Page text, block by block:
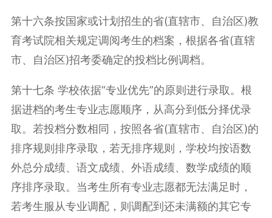
第十六条按国家或计划招生的省(直辖市、自治区)教
育考试院相关规定调阅考生的档案，根据各省(直辖
市、自治区)招考委确定的投档比例调档。
第十七条 学校依据“专业优先”的原则进行录取。根
据进档的考生专业志愿顺序，从高分到低分择优录
取。若投档分数相同，按照各省(直辖市、自治区)的
排序规则排序录取，若无排序规则，学校均按语数
外总分成绩、语文成绩、外语成绩、数学成绩的顺
序排序录取。当考生所有专业志愿都无法满足时，
若考生服从专业调配，则调配到还未满额的其它专